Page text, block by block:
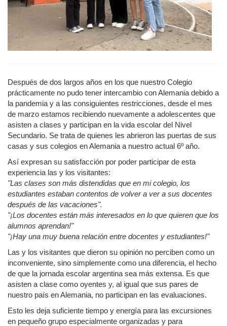
Después de dos largos años en los que nuestro Colegio
prácticamente no pudo tener intercambio con Alemania debido a
la pandemia y a las consiguientes restricciones, desde el mes
de marzo estamos recibiendo nuevamente a adolescentes que
asisten a clases y participan en la vida escolar del Nivel
Secundario. Se trata de quienes les abrieron las puertas de sus
casas y sus colegios en Alemania a nuestro actual 6º año.
Así expresan su satisfacción por poder participar de esta
experiencia las y los visitantes:
"Las clases son más distendidas que en mi colegio, los
estudiantes estaban contentos de volver a ver a sus docentes
después de las vacaciones".
"¡Los docentes están más interesados en lo que quieren que los
alumnos aprendan!"
"¡Hay una muy buena relación entre docentes y estudiantes!"
Las y los visitantes que dieron su opinión no perciben como un
inconveniente, sino simplemente como una diferencia, el hecho
de que la jornada escolar argentina sea más extensa. Es que
asisten a clase como oyentes y, al igual que sus pares de
nuestro país en Alemania, no participan en las evaluaciones.
Esto les deja suficiente tiempo y energía para las excursiones
en pequeño grupo especialmente organizadas y para